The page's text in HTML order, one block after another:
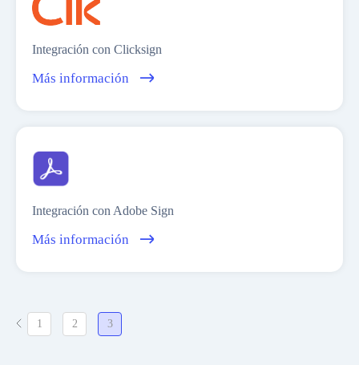
Integración con Clicksign
Más información
Integración con Adobe Sign
Más información
1 2 3